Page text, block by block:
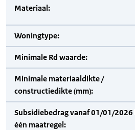
Materiaal:
Woningtype:
Minimale Rd waarde:
Minimale materiaaldikte /
constructiedikte (mm):
Subsidiebedrag vanaf 01/01/2026
één maatregel: